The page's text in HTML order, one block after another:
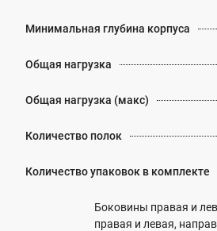
Минимальная глубина корпуса
Общая нагрузка
Общая нагрузка (макс)
Количество полок
Количество упаковок в комплекте
Боковины правая и
правая и левая,